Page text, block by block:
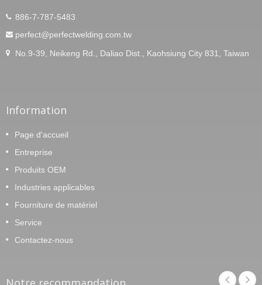
886-7-787-5483
perfect@perfectwelding.com.tw
No.9-39, Neikeng Rd., Daliao Dist., Kaohsiung City 831, Taiwan
Information
Page d'accueil
Entreprise
Produits OEM
Industries applicables
Fourniture de matériel
Service
Contactez-nous